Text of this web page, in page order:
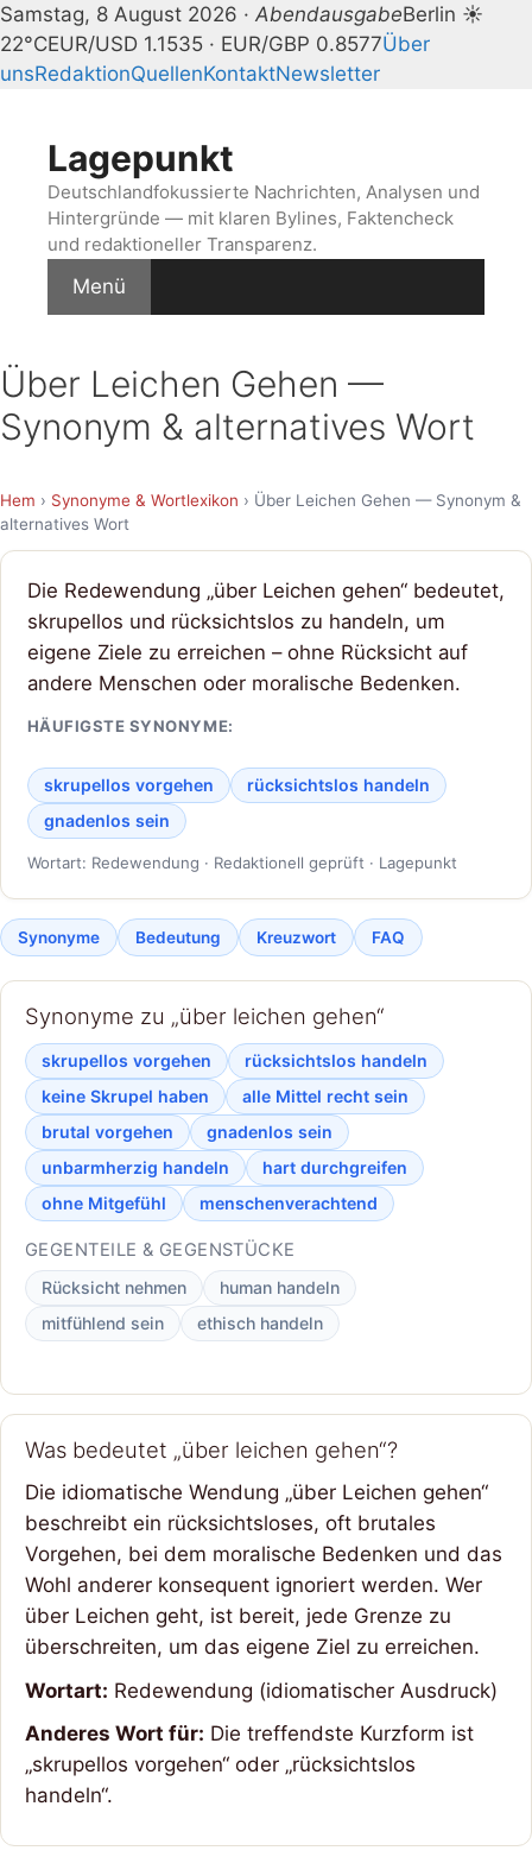
Samstag, 8 August 2026 · AbendausgabeBerlin ☀
22°CEUR/USD 1.1535 · EUR/GBP 0.8577Über
unsRedaktionQuellenKontaktNewsletter
springenLagepunkt
Deutschlandfokussierte Nachrichten, Analysen und
Hintergründe — mit klaren Bylines, Faktencheck
und redaktioneller Transparenz.
Menü
Über Leichen Gehen —
Synonym & alternatives Wort
Hem › Synonyme & Wortlexikon › Über Leichen Gehen — Synonym &
alternatives Wort
Die Redewendung „über Leichen gehen“ bedeutet,
skrupellos und rücksichtslos zu handeln, um
eigene Ziele zu erreichen – ohne Rücksicht auf
andere Menschen oder moralische Bedenken.
HÄUFIGSTE SYNONYME:
skrupellos vorgehen
rücksichtslos handeln
gnadenlos sein
Wortart: Redewendung · Redaktionell geprüft · Lagepunkt
Synonyme Bedeutung Kreuzwort FAQ
Synonyme zu „über leichen gehen“
skrupellos vorgehen
rücksichtslos handeln
keine Skrupel haben
alle Mittel recht sein
brutal vorgehen
gnadenlos sein
unbarmherzig handeln
hart durchgreifen
ohne Mitgefühl
menschenverachtend
GEGENTEILE & GEGENSTÜCKE
Rücksicht nehmen
human handeln
mitfühlend sein
ethisch handeln
Was bedeutet „über leichen gehen“?
Die idiomatische Wendung „über Leichen gehen“
beschreibt ein rücksichtsloses, oft brutales
Vorgehen, bei dem moralische Bedenken und das
Wohl anderer konsequent ignoriert werden. Wer
über Leichen geht, ist bereit, jede Grenze zu
überschreiten, um das eigene Ziel zu erreichen.
Wortart: Redewendung (idiomatischer Ausdruck)
Anderes Wort für: Die treffendste Kurzform ist
„skrupellos vorgehen“ oder „rücksichtslos
handeln“.